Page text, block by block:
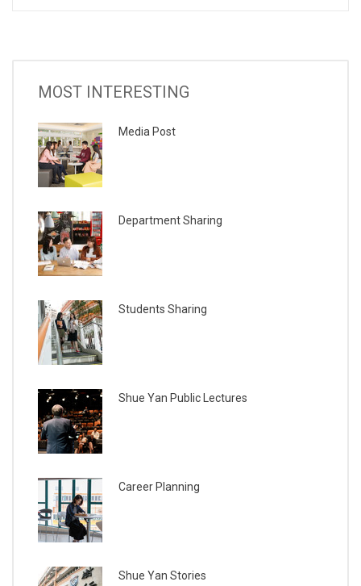
MOST INTERESTING
Media Post
Department Sharing
Students Sharing
Shue Yan Public Lectures
Career Planning
Shue Yan Stories